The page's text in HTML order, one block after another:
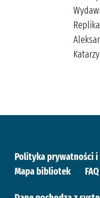
Polityka prywatności
Mapa bibliotek
FAQ